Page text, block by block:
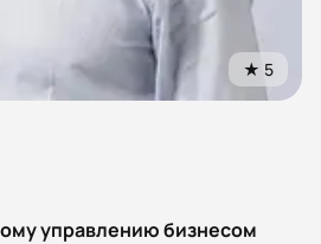
★ 5
управлению бизнесом